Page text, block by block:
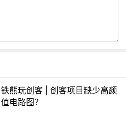
铁熊玩创客 | 创客项目缺少高颜
值电路图？